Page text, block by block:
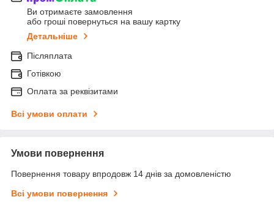
Ви отримаєте замовлення
або гроші повернуться на вашу картку
Детальніше
Післяплата
Готівкою
Оплата за реквізитами
Всі умови оплати
Умови повернення
Повернення товару впродовж 14 днів за домовленістю
Всі умови повернення